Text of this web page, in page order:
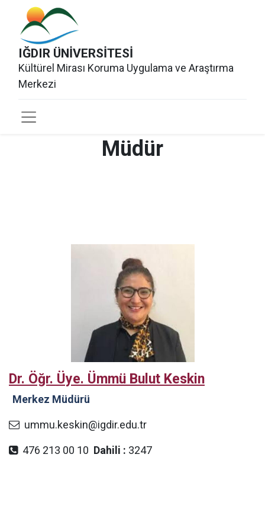
IĞDIR ÜNİVERSİTESİ
Kültürel Mirası Koruma Uygulama ve Araştırma
Merkezi
Müdür
Dr. Öğr. Üye. Ümmü Bulut Keskin
Merkez Müdürü
ummu.keskin@igdir.edu.tr
476 213 00 10 Dahili : 3247